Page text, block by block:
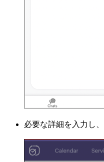
必要な詳細を入力し、